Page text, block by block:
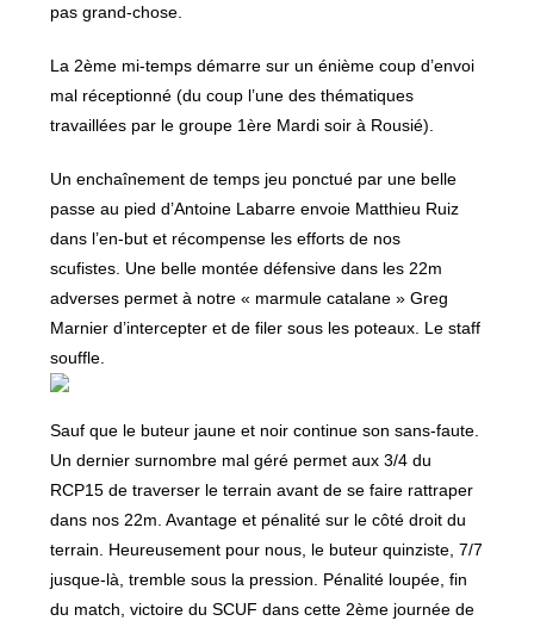
pas grand-chose.
La 2ème mi-temps démarre sur un énième coup d’envoi
mal réceptionné (du coup l’une des thématiques
travaillées par le groupe 1ère Mardi soir à Rousié).
Un enchaînement de temps jeu ponctué par une belle
passe au pied d’Antoine Labarre envoie Matthieu Ruiz
dans l’en-but et récompense les efforts de nos
scufistes. Une belle montée défensive dans les 22m
adverses permet à notre « marmule catalane » Greg
Marnier d’intercepter et de filer sous les poteaux. Le staff
souffle.
Sauf que le buteur jaune et noir continue son sans-faute.
Un dernier surnombre mal géré permet aux 3/4 du
RCP15 de traverser le terrain avant de se faire rattraper
dans nos 22m. Avantage et pénalité sur le côté droit du
terrain. Heureusement pour nous, le buteur quinziste, 7/7
jusque-là, tremble sous la pression. Pénalité loupée, fin
du match, victoire du SCUF dans cette 2ème journée de